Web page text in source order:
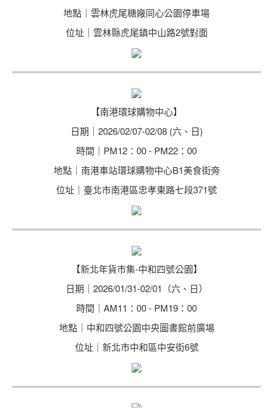
地點｜雲林虎尾糖廠同心公園停車場
位址｜雲林縣虎尾鎮中山路2號對面
【南港環球購物中心】
日期｜2026/02/07-02/08 (六、日)
時間｜PM12：00 - PM22：00
地點｜南港車站環球購物中心B1美食街旁
位址｜臺北市南港區忠孝東路七段371號
【新北年貨市集-中和四號公園】
日期｜2026/01/31-02/01（六、日）
時間｜AM11：00 - PM19：00
地點｜中和四號公園中央圖書館前廣場
位址｜新北市中和區中安街6號